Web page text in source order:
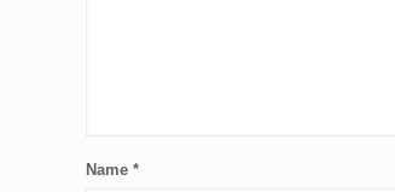
Name*